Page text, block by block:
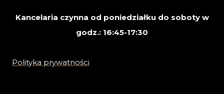
Kancelaria czynna od poniedziałku do soboty w
godz.: 16:45-17:30
Polityka prywatności